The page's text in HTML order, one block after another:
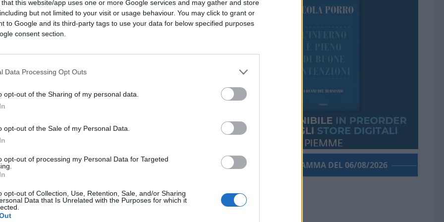
that this website/app uses one or more Google services and may gather and store
but not limited to your visit or usage behaviour. You may click to grant or
to Google and its third-party tags to use your data for below specified purposes
consent section.
Data Processing Opt Outs
opt-out of the Sharing of my personal data.
opt-out of the Sale of my Personal Data.
opt-out of processing my Personal Data for Targeted
opt-out of Collection, Use, Retention, Sale, and/or Sharing
Data that Is Unrelated with the Purposes for which it
di controllare chi ha
sugli abbonati: pagare il posto non
1.4kVisualizzazioni
PORROGRAMMA DEL 06/08/2026